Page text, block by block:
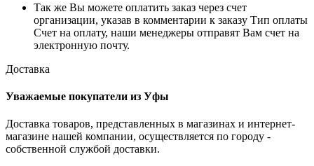
Так же Вы можете оплатить заказ через счет
организации, указав в комментарии к заказу Тип оплаты
Счет на оплату, наши менеджеры отправят Вам счет на
электронную почту.
Доставка
Уважаемые покупатели из Уфы
Доставка товаров, представленных в магазинах и интернет-
магазине нашей компании, осуществляется по городу -
собственной службой доставки.